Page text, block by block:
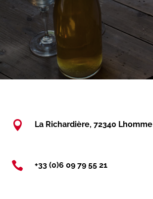
 La Richardière, 72340 Lhomme
 +33 (0)6 09 79 55 21